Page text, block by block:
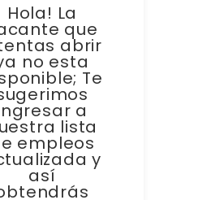
Hola! La
que
abrir
no esta
Te
a
lista
empleos
y
así